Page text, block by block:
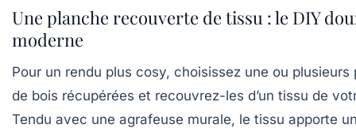
Une planche recouverte de tissu : le DIY
moderne
Pour un rendu plus cosy, choisissez une ou plusieurs
de bois récupérées et recouvrez-les d’un tissu de
Tendu avec une agrafeuse murale, le tissu apporte